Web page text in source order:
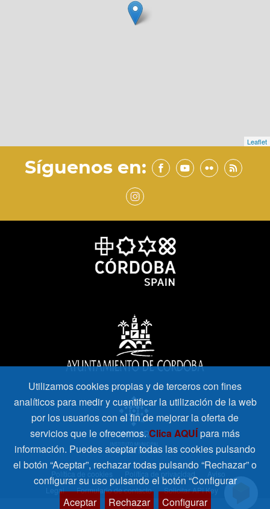
Leaflet
Síguenos en:
Política de cookies Política de privacidad
Legal
Formulario de contacto Solicitar API Key
Utilizamos cookies propias y de terceros con fines
analíticos para medir y cuantificar la utilización de la web
por los usuarios con el fin de mejorar la oferta de
servicios que le ofrecemos. Clica AQUÍpara más
información. Puedes aceptar todas las cookies pulsando
el botón “Aceptar”, rechazar todas pulsando “Rechazar” o
configurar su uso pulsando el botón “Configurar
Aceptar
Rechazar Configurar